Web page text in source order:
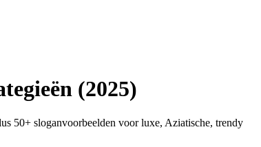
(2025)
50+ sloganvoorbeelden voor luxe, Aziatische, trendy